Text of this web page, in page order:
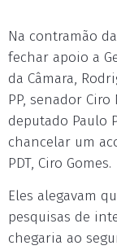
Na contramão
fechar apoio a
da Câmara,
PP, senador
deputado Paulo
chancelar um
PDT, Ciro Gomes.
Eles alegavam
pesquisas de
chegaria ao